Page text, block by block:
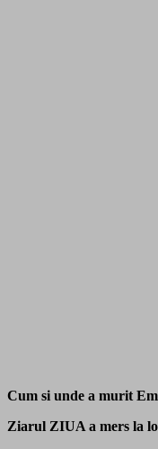
Cum si unde a murit
Ziarul ZIUA a mers la